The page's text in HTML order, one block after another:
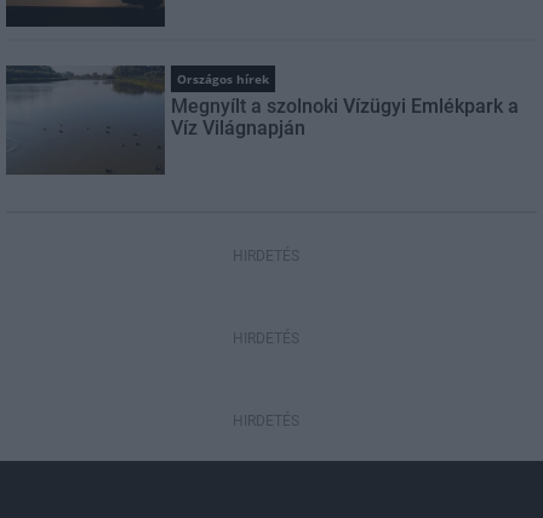
Országos hírek
Megnyílt a szolnoki Vízügyi Emlékpark a
Víz Világnapján
HIRDETÉS
HIRDETÉS
HIRDETÉS